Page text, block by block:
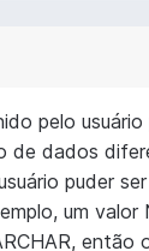
pelo usuário
de dados
puder
um valor
então